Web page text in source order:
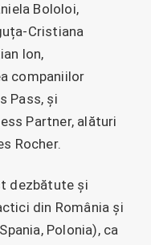
Bololoi,
Cristiana
Ion,
companiilor
Pass, și
Partner, alături
Rocher.
dezbătute și
din România și
Polonia), ca